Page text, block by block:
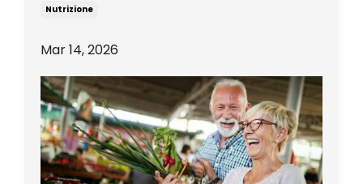
Nutrizione
Mar 14, 2026